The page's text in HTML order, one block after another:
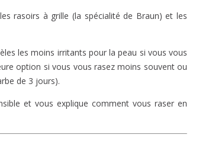
rasoirs à grille (la spécialité de Braun) et les
les moins irritants pour la peau si vous vous
option si vous vous rasez moins souvent ou
de 3 jours).
et vous explique comment vous raser en